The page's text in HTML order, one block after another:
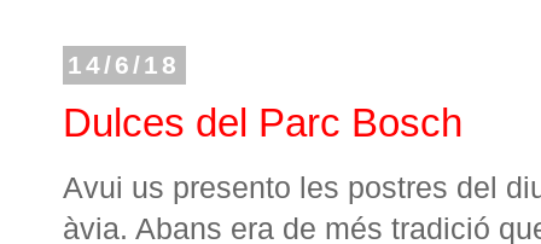
14/6/18
Dulces del Parc Bosch
Avui us presento les postres del
àvia. Abans era de més tradició